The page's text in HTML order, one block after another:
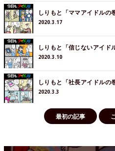
しりもと「ママアイドルの
2020.3.17
しりもと「信じないアイド
2020.3.10
しりもと「社長アイドルの
2020.3.3
最初の記事